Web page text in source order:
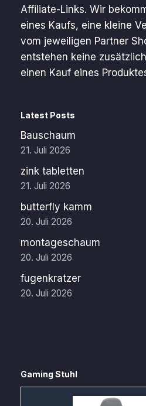
Affiliate-Links. Wir
eines Kaufs, eine kleine
vom jeweiligen Partner
entstehen keine
einen Kauf eines
Latest Posts
Bauschaum
21. Juli 2026
zink tabletten
21. Juli 2026
butterfly kamm
20. Juli 2026
montageschaum
20. Juli 2026
fugenkratzer
20. Juli 2026
Gaming Stuhl